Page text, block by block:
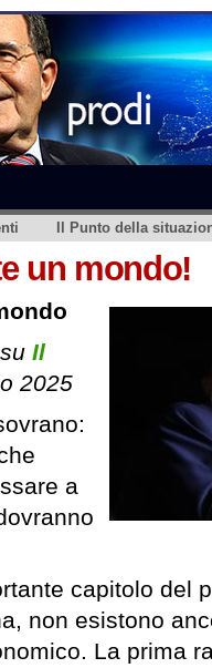
Il Punto della
un mondo!
Il
2025
a
capitolo del
non esistono
La prima